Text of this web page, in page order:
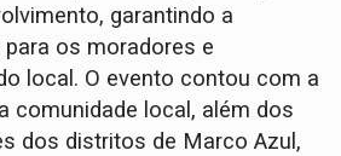
garantindo a
os moradores e
local. O evento contou com a
comunidade local, além dos
dos distritos de Marco Azul,